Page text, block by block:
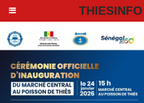
THIESINFO